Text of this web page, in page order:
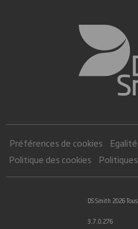
Préférences de cookies
Politique des cookies
DS Smith 2026
3.7.0.276